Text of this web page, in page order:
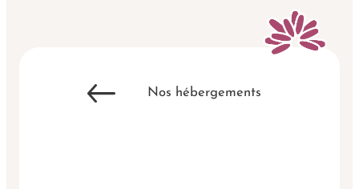
Nos hébergements